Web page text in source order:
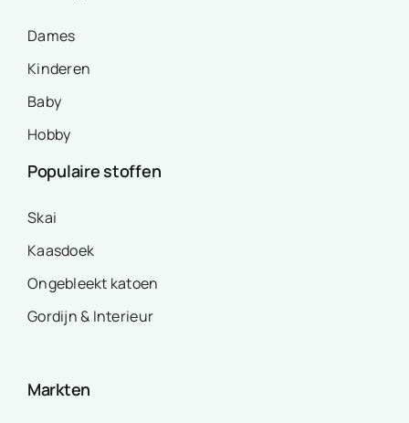
Dames
Kinderen
Baby
Hobby
Populaire stoffen
Skai
Kaasdoek
Ongebleekt katoen
Gordijn & Interieur
Markten